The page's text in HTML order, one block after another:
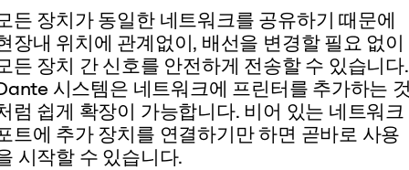
든 장치가 동일한 네트워크를 공유하기 때문에
장내 위치에 관계없이, 배선을 변경할 필요 없이
든 장치 간 신호를 안전하게 전송할 수 있습니다.
시스템은 네트워크에 프린터를 추가하는
럼 쉽게 확장이 가능합니다. 비어 있는 네트워크
트에 추가 장치를 연결하기만 하면 곧바로 사용
시작할 수 있습니다.